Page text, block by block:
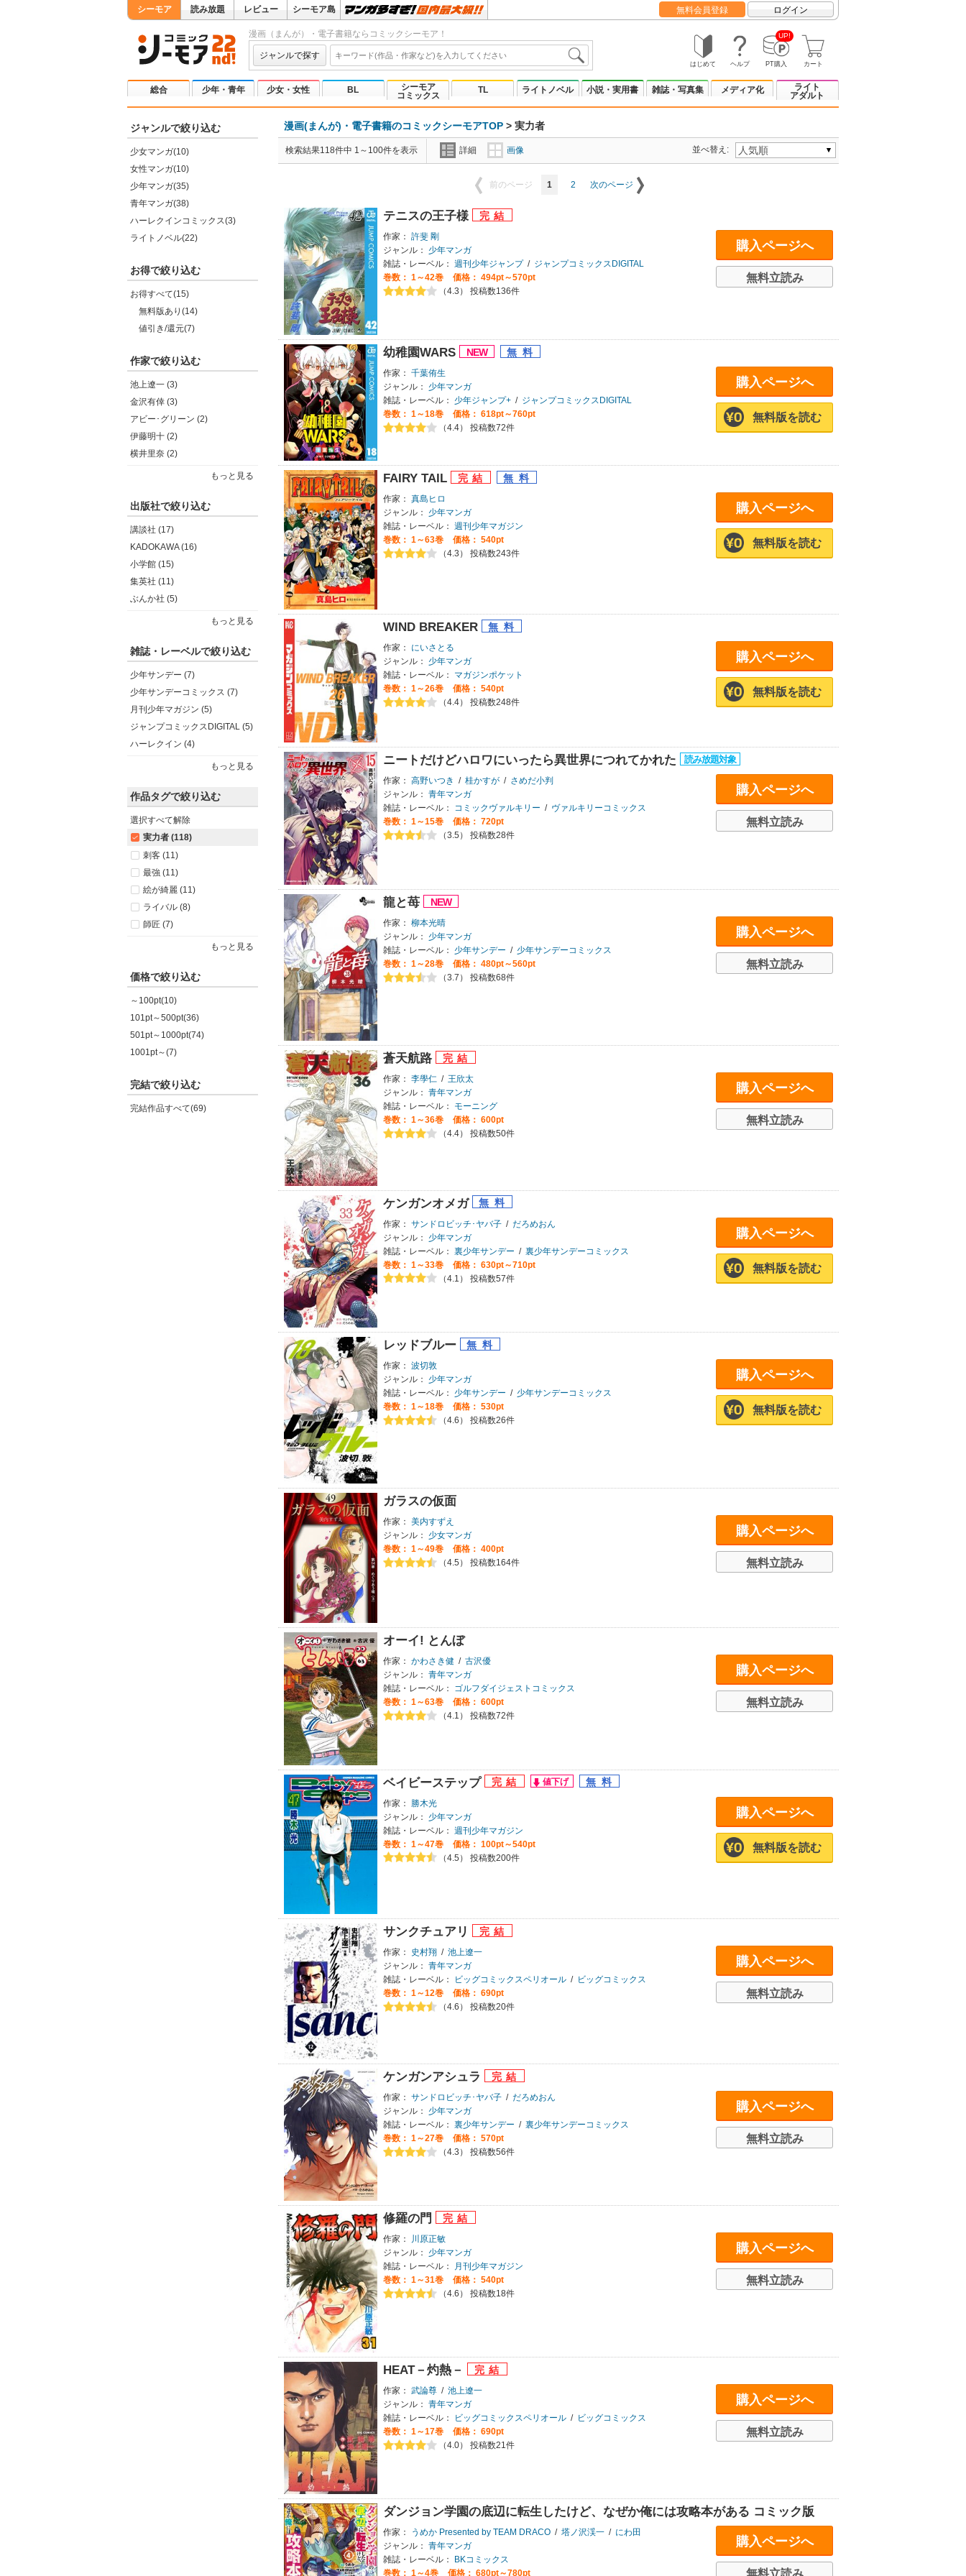
シーモア 読み放題 レビュー シーモア島 無料会員登録 ログイン
漫画（まんが）・電子書籍ならコミックシーモア！
ジャンルで探す
はじめて ヘルプ
UP!
PT購入 カート
総合 少年・青年 少女・女性 BL
シーモア
コミックス
TL ライトノベル 小説・実用書 雑誌・写真集 メディア化
ライト
アダルト
ジャンルで絞り込む
少女マンガ(10)
女性マンガ(10)
少年マンガ(35)
青年マンガ(38)
ハーレクインコミックス(3)
ライトノベル(22)
お得で絞り込む
お得すべて(15)
無料版あり(14)
値引き/還元(7)
作家で絞り込む
池上遼一 (3)
金沢有倖 (3)
アビー･グリーン (2)
伊藤明十 (2)
横井里奈 (2)
もっと見る
出版社で絞り込む
講談社 (17)
KADOKAWA (16)
小学館 (15)
集英社 (11)
ぶんか社 (5)
もっと見る
雑誌・レーベルで絞り込む
少年サンデー (7)
少年サンデーコミックス (7)
月刊少年マガジン (5)
ジャンプコミックスDIGITAL (5)
ハーレクイン (4)
もっと見る
作品タグで絞り込む
選択すべて解除
実力者 (118)
刺客 (11)
最強 (11)
絵が綺麗 (11)
ライバル (8)
師匠 (7)
もっと見る
価格で絞り込む
～100pt(10)
101pt～500pt(36)
501pt～1000pt(74)
1001pt～(7)
完結で絞り込む
完結作品すべて(69)
漫画(まんが)・電子書籍のコミックシーモアTOP > 実力者
検索結果118件中 1～100件を表示 詳細 画像 並べ替え:
前のページ 1 2 次のページ
テニスの王子様
作家： 許斐 剛
ジャンル：
少年マンガ
雑誌・レーベル： 週刊少年ジャンプ / ジャンプコミックスDIGITAL
巻数： 1～42巻
価格： 494pt～570pt
（4.3） 投稿数136件
購入ページへ
無料立読み
幼稚園WARS
作家： 千葉侑生
ジャンル：
少年マンガ
雑誌・レーベル：
少年ジャンプ+ / ジャンプコミックスDIGITAL
巻数： 1～18巻
価格： 618pt～760pt
（4.4） 投稿数72件
購入ページへ
無料版を読む
FAIRY TAIL
作家： 真島ヒロ
ジャンル：
少年マンガ
雑誌・レーベル： 週刊少年マガジン
巻数： 1～63巻
価格： 540pt
（4.3） 投稿数243件
購入ページへ
無料版を読む
WIND BREAKER
作家：
にいさとる
ジャンル：
少年マンガ
雑誌・レーベル：
マガジンポケット
巻数： 1～26巻
価格： 540pt
（4.4） 投稿数248件
購入ページへ
無料版を読む
ニートだけどハロワにいったら異世界につれてかれた
作家： 高野いつき / 桂かすが / さめだ小判
ジャンル： 青年マンガ
雑誌・レーベル：
コミックヴァルキリー / ヴァルキリーコミックス
巻数： 1～15巻
価格： 720pt
（3.5） 投稿数28件
購入ページへ
無料立読み
龍と苺
作家： 柳本光晴
ジャンル：
少年マンガ
雑誌・レーベル：
少年サンデー / 少年サンデーコミックス
巻数： 1～28巻
価格： 480pt～560pt
（3.7） 投稿数68件
購入ページへ
無料立読み
蒼天航路
作家： 李學仁 / 王欣太
ジャンル： 青年マンガ
雑誌・レーベル：
モーニング
巻数： 1～36巻
価格： 600pt
（4.4） 投稿数50件
購入ページへ
無料立読み
ケンガンオメガ
作家： サンドロビッチ･ヤバ子 / だろめおん
ジャンル：
少年マンガ
雑誌・レーベル： 裏少年サンデー / 裏少年サンデーコミックス
巻数： 1～33巻
価格： 630pt～710pt
（4.1） 投稿数57件
購入ページへ
無料版を読む
レッドブルー
作家： 波切敦
ジャンル：
少年マンガ
雑誌・レーベル：
少年サンデー / 少年サンデーコミックス
巻数： 1～18巻
価格： 530pt
（4.6） 投稿数26件
購入ページへ
無料版を読む
ガラスの仮面
作家： 美内すずえ
ジャンル：
少女マンガ
巻数： 1～49巻
価格： 400pt
（4.5） 投稿数164件
購入ページへ
無料立読み
オーイ! とんぼ
作家： かわさき健 / 古沢優
ジャンル： 青年マンガ
雑誌・レーベル：
ゴルフダイジェストコミックス
巻数： 1～63巻
価格： 600pt
（4.1） 投稿数72件
購入ページへ
無料立読み
ベイビーステップ
作家：
勝木光
ジャンル：
少年マンガ
雑誌・レーベル： 週刊少年マガジン
巻数： 1～47巻
価格： 100pt～540pt
（4.5） 投稿数200件
購入ページへ
無料版を読む
サンクチュアリ
作家： 史村翔 / 池上遼一
ジャンル： 青年マンガ
雑誌・レーベル：
ビッグコミックスペリオール /
ビッグコミックス
巻数： 1～12巻
価格： 690pt
（4.6） 投稿数20件
購入ページへ
無料立読み
ケンガンアシュラ
作家： サンドロビッチ･ヤバ子 / だろめおん
ジャンル：
少年マンガ
雑誌・レーベル： 裏少年サンデー / 裏少年サンデーコミックス
巻数： 1～27巻
価格： 570pt
（4.3） 投稿数56件
購入ページへ
無料立読み
修羅の門
作家：
川原正敏
ジャンル：
少年マンガ
雑誌・レーベル：
月刊少年マガジン
巻数： 1～31巻
価格： 540pt
（4.6） 投稿数18件
購入ページへ
無料立読み
HEAT－灼熱－
作家： 武論尊 / 池上遼一
ジャンル： 青年マンガ
雑誌・レーベル：
ビッグコミックスペリオール /
ビッグコミックス
巻数： 1～17巻
価格： 690pt
（4.0） 投稿数21件
購入ページへ
無料立読み
ダンジョン学園の底辺に転生したけど、なぜか俺には攻略本がある コミック版
作家： うめか Presented by TEAM DRACO / 塔ノ沢渓一 / にわ田
ジャンル： 青年マンガ
雑誌・レーベル：
BKコミックス
巻数： 1～4巻 価格： 680pt～780pt
購入ページへ